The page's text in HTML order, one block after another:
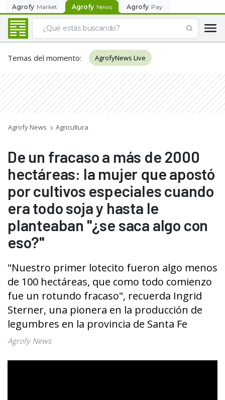
Agrofy Market Agrofy News Agrofy Pay
Temas del momento: AgrofyNews Live
Agrofy News Agricultura
De un fracaso a más de 2000
hectáreas: la mujer que apostó
por cultivos especiales cuando
era todo soja y hasta le
planteaban "¿se saca algo con
eso?"
"Nuestro primer lotecito fueron algo menos
de 100 hectáreas, que como todo comienzo
fue un rotundo fracaso", recuerda Ingrid
Sterner, una pionera en la producción de
legumbres en la provincia de Santa Fe
Agrofy News